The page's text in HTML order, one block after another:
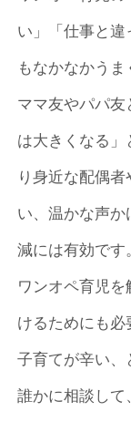
い」「仕事と違
もなかなかうま
ママ友やパパ友
は大きくなる
り身近な配偶
い、温かな声
減には有効です
ワンオペ育児
けるためにも必
子育てが辛い、
誰かに相談して